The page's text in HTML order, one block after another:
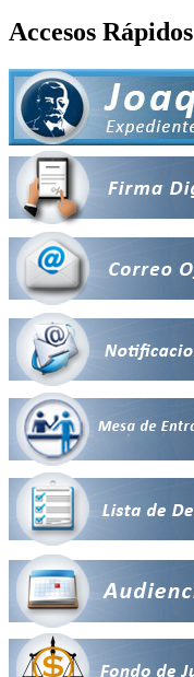
Accesos Rápidos